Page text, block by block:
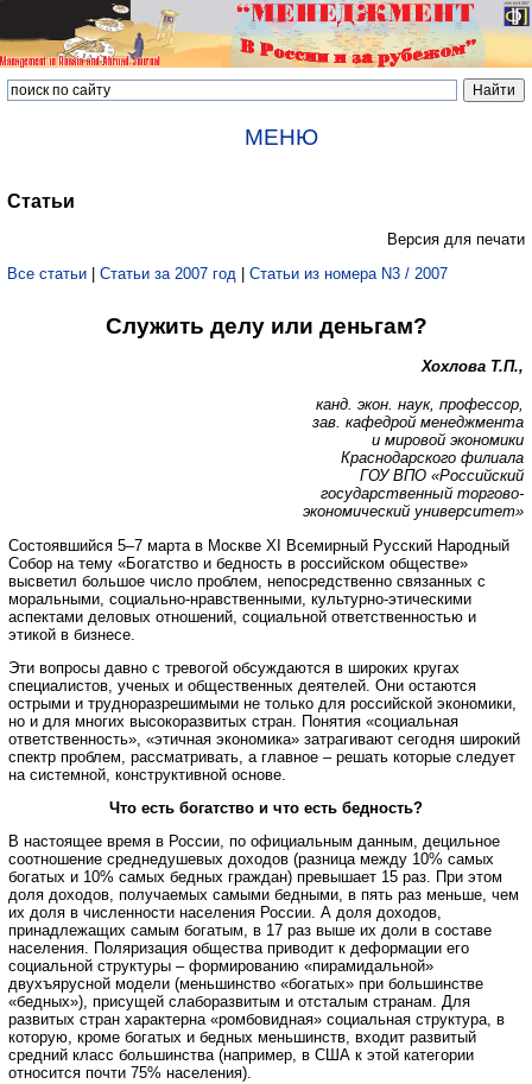
МЕНЮ
Статьи
Версия для печати
Все статьи | Статьи за 2007 год | Статьи из номера N3 / 2007
Служить делу или деньгам?
Хохлова Т.П.,
канд. экон. наук, профессор,
зав. кафедрой менеджмента
и мировой экономики
Краснодарского филиала
ГОУ ВПО «Российский
государственный торгово-
экономический университет»
Состоявшийся 5–7 марта в Москве XI Всемирный Русский Народный
Собор на тему «Богатство и бедность в российском обществе»
высветил большое число проблем, непосредственно связанных с
моральными, социально-нравственными, культурно-этическими
аспектами деловых отношений, социальной ответственностью и
этикой в бизнесе.
Эти вопросы давно с тревогой обсуждаются в широких кругах
специалистов, ученых и общественных деятелей. Они остаются
острыми и трудноразрешимыми не только для российской экономики,
но и для многих высокоразвитых стран. Понятия «социальная
ответственность», «этичная экономика» затрагивают сегодня широкий
спектр проблем, рассматривать, а главное – решать которые следует
на системной, конструктивной основе.
Что есть богатство и что есть бедность?
В настоящее время в России, по официальным данным, децильное
соотношение среднедушевых доходов (разница между 10% самых
богатых и 10% самых бедных граждан) превышает 15 раз. При этом
доля доходов, получаемых самыми бедными, в пять раз меньше, чем
их доля в численности населения России. А доля доходов,
принадлежащих самым богатым, в 17 раз выше их доли в составе
населения. Поляризация общества приводит к деформации его
социальной структуры – формированию «пирамидальной»
двухъярусной модели (меньшинство «богатых» при большинстве
«бедных»), присущей слаборазвитым и отсталым странам. Для
развитых стран характерна «ромбовидная» социальная структура, в
которую, кроме богатых и бедных меньшинств, входит развитый
средний класс большинства (например, в США к этой категории
относится почти 75% населения).